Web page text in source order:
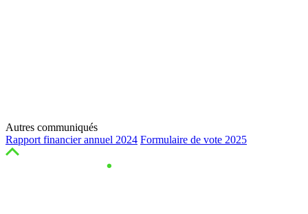
Autres communiqués
Rapport financier annuel 2024 Formulaire de vote 2025